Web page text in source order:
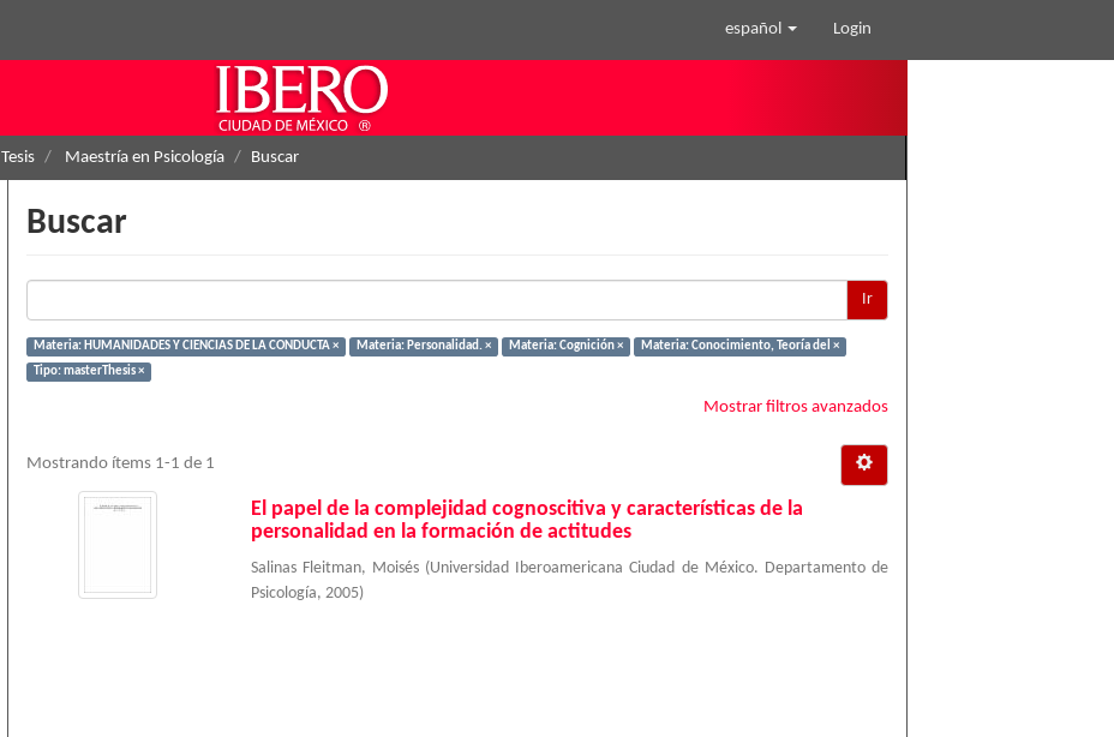
español Login
Tesis Maestría en Psicología Buscar
Buscar
Ir
Materia: HUMANIDADES Y CIENCIAS DE LA CONDUCTA × Materia: Personalidad. × Materia: Cognición ×
Materia: Conocimiento, Teoría del ×
Tipo: masterThesis ×
Mostrar filtros avanzados
Mostrando ítems 1-1 de 1
El papel de la complejidad cognoscitiva y características de la
personalidad en la formación de actitudes
Salinas Fleitman, Moisés (Universidad Iberoamericana Ciudad de México. Departamento de
Psicología, 2005)